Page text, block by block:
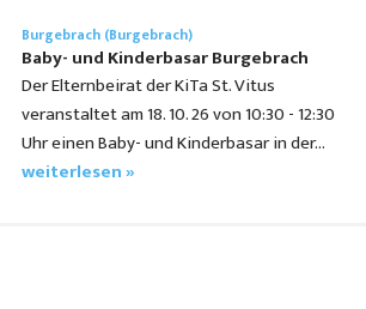
Burgebrach (Burgebrach)
Baby- und Kinderbasar Burgebrach
Der Elternbeirat der KiTa St. Vitus
veranstaltet am 18. 10. 26 von 10:30 - 12:30
Uhr einen Baby- und Kinderbasar in der…
weiterlesen »